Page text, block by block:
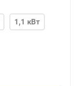
1,1 кВт